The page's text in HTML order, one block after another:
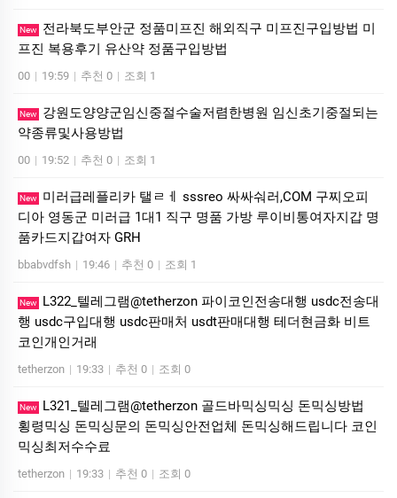
New
전라북도부안군 정품미프진 해외직구 미프진구입방법 미
프진 복용후기 유산약 정품구입방법
00 | 19:59 | 추천 0 | 조회 1
New
강원도양양군임신중절수술저렴한병원 임신초기중절되는
약종류및사용방법
00 | 19:52 | 추천 0 | 조회 1
New
미러급레플리카 탤ㄹㅔ sssreo 싸싸숴러,COM 구찌오피
디아 영동군 미러급 1대1 직구 명품 가방 루이비통여자지갑 명
품카드지갑여자 GRH
bbabvdfsh | 19:46 | 추천 0 | 조회 1
New
L322_텔레그램@tetherzon 파이코인전송대행 usdc전송대
행 usdc구입대행 usdc판매처 usdt판매대행 테더현금화 비트
코인개인거래
tetherzon | 19:33 | 추천 0 | 조회 0
New
L321_텔레그램@tetherzon 골드바믹싱믹싱 돈믹싱방법
횡령믹싱 돈믹싱문의 돈믹싱안전업체 돈믹싱해드립니다 코인
믹싱최저수수료
tetherzon | 19:33 | 추천 0 | 조회 0